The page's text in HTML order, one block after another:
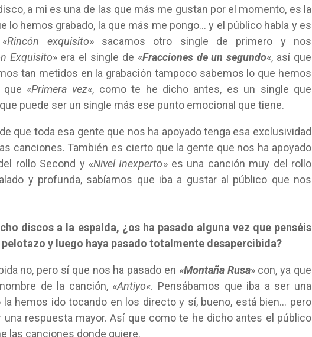
a mi es una de las que más me gustan por el momento, es la
lo hemos grabado, la que más me pongo… y el público habla y es
Rincón exquisito» sacamos otro single de primero y nos
Exquisito» era el single de «Fracciones de un segundo«, así que
tan metidos en la grabación tampoco sabemos lo que hemos
que «Primera vez«, como te he dicho antes, es un single que
puede ser un single más ese punto emocional que tiene.
que toda esa gente que nos ha apoyado tenga esa exclusividad
canciones. También es cierto que la gente que nos ha apoyado
rollo Second y «Nivel Inexperto» es una canción muy del rollo
y profunda, sabíamos que iba a gustar al público que nos
discos a la espalda, ¿os ha pasado alguna vez que penséis
pelotazo y luego haya pasado totalmente desapercibida?
no, pero sí que nos ha pasado en «Montaña Rusa» con, ya que
de la canción, «Antiyo«. Pensábamos que iba a ser una
hemos ido tocando en los directo y sí, bueno, está bien… pero
una respuesta mayor. Así que como te he dicho antes el público
las canciones donde quiere.